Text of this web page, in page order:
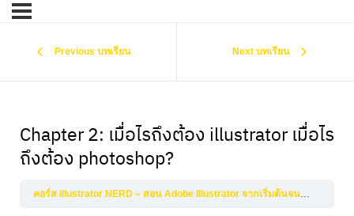
Previous บทเรียน Next บทเรียน
Chapter 2: เมื่อไรถึงต้อง illustrator เมื่อไร
ถึงต้อง photoshop?
คอร์ส illustrator NERD – สอน Adobe Illustrator จากเริ่มต้นจนเป็นมืออาชีพ